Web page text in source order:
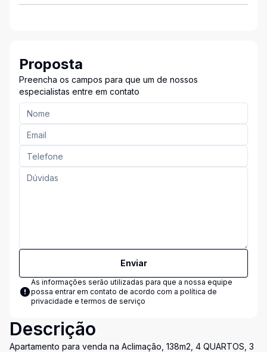
Proposta
Preencha os campos para que um de nossos
especialistas entre em contato
Enviar
As informações serão utilizadas para que a nossa equipe
possa entrar em contato de acordo com a política de
privacidade e termos de serviço
Descrição
Apartamento para venda na Aclimação, 138m2, 4 QUARTOS, 3